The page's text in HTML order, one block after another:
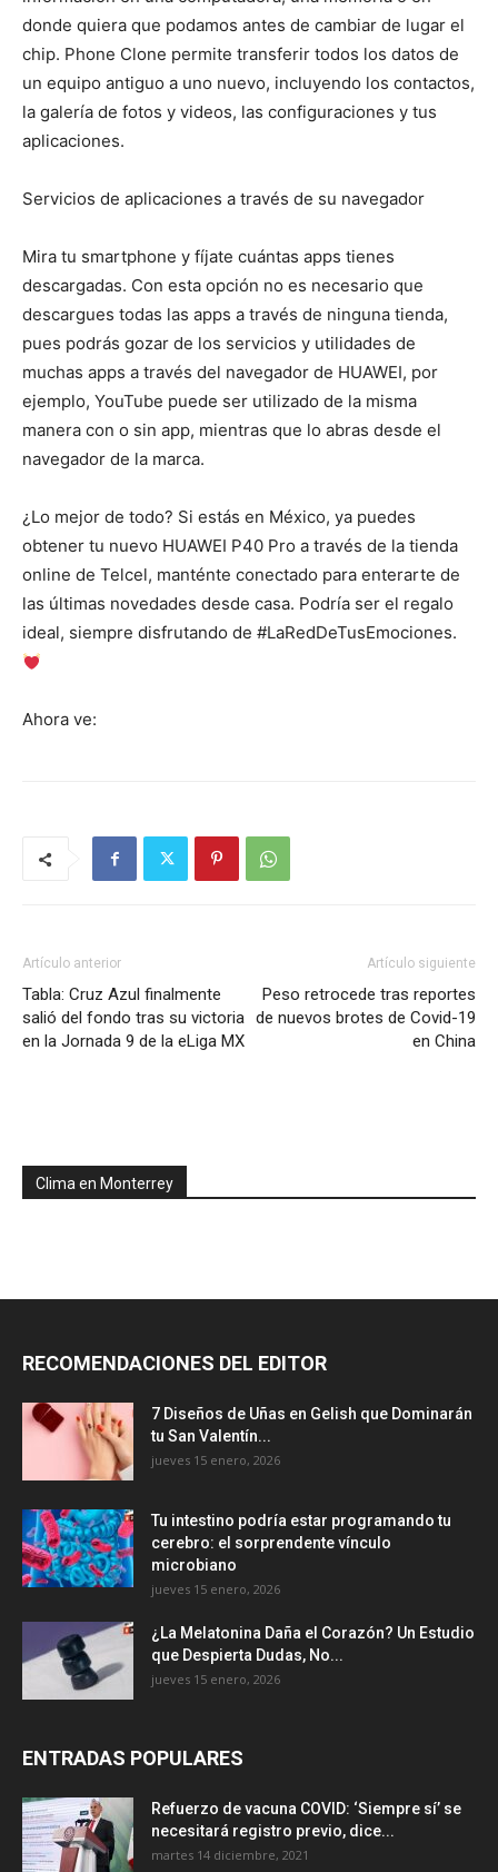
donde quiera que podamos antes de cambiar de lugar el
chip. Phone Clone permite transferir todos los datos de
un equipo antiguo a uno nuevo, incluyendo los contactos,
la galería de fotos y videos, las configuraciones y tus
aplicaciones.
Servicios de aplicaciones a través de su navegador
Mira tu smartphone y fíjate cuántas apps tienes
descargadas. Con esta opción no es necesario que
descargues todas las apps a través de ninguna tienda,
pues podrás gozar de los servicios y utilidades de
muchas apps a través del navegador de HUAWEI, por
ejemplo, YouTube puede ser utilizado de la misma
manera con o sin app, mientras que lo abras desde el
navegador de la marca.
¿Lo mejor de todo? Si estás en México, ya puedes
obtener tu nuevo HUAWEI P40 Pro a través de la tienda
online de Telcel, manténte conectado para enterarte de
las últimas novedades desde casa. Podría ser el regalo
ideal, siempre disfrutando de #LaRedDeTusEmociones.
Ahora ve:
Artículo anterior
Tabla: Cruz Azul finalmente
salió del fondo tras su victoria
en la Jornada 9 de la eLiga MX
Artículo siguiente
Peso retrocede tras reportes
de nuevos brotes de Covid-19
en China
Clima en Monterrey
RECOMENDACIONES DEL EDITOR
7 Diseños de Uñas en Gelish que Dominarán
tu San Valentín...
jueves 15 enero, 2026
Tu intestino podría estar programando tu
cerebro: el sorprendente vínculo
microbiano
jueves 15 enero, 2026
¿La Melatonina Daña el Corazón? Un Estudio
que Despierta Dudas, No...
jueves 15 enero, 2026
ENTRADAS POPULARES
Refuerzo de vacuna COVID: ‘Siempre sí’ se
necesitará registro previo, dice...
martes 14 diciembre, 2021